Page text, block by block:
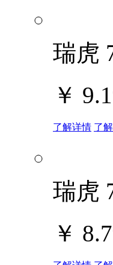
瑞虎
￥
了解详情 了
瑞虎
￥